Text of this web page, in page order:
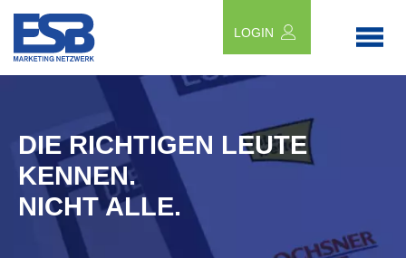
LOGIN
DIE RICHTIGEN LEUTE
KENNEN.
NICHT ALLE.